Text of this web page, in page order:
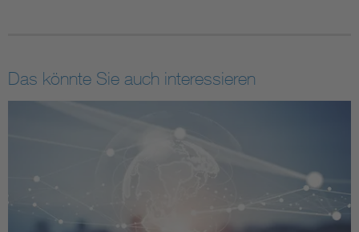
Das könnte Sie auch interessieren